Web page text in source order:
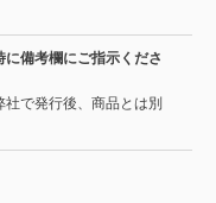
備考欄にご指示くださ
で発行後、商品とは別